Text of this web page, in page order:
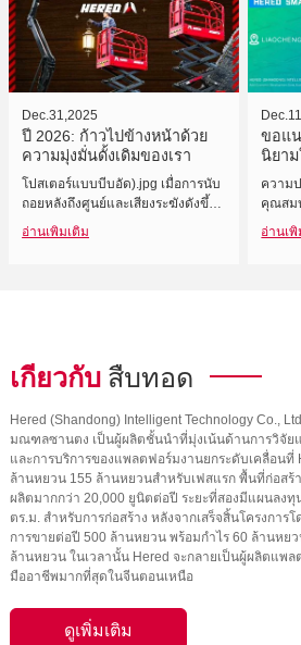
Dec.31,2025
ปี 2026: ก้าวไปข้างหน้าด้วย
ความมุ่งมั่นดั้งเดิมของเรา
โปสเตอร์แบบบีบอัด).jpg เมื่อการนับ
ถอยหลังถึงศูนย์และเสียงระฆังดังขึ้น
เราก็ได้ยืนอยู่ ณ รุ่งอรุณแห่งจุดเริ่ม
ต้นใหม่อีกครั้ง เมื่อมองย้อนกลับไปใน
อ่านเพิ่มเติม
ขอแ
นิยา
สำห
สูงแ
ความ
คุณสม
งานที่
ในสภ
อ่านเพิ่
เกี่ยวกับ สืบทอด
Hered (Shandong) Intelligent Technology Co.,
มณฑลซานตง เป็นผู้ผลิตชั้นนำที่มุ่งเน้นด้านการวิจัย
และการบริการของแพลตฟอร์มงานยกระดับเคลื่อนที่
ล้านหยวน 155 ล้านหยวนสำหรับเฟสแรก พื้นที่ก่อสร้
ผลิตมากกว่า 20,000 ยูนิตต่อปี ระยะที่สองมีแผนลง
ตร.ม. สำหรับการก่อสร้าง หลังจากเสร็จสิ้นโครงการ
การขายต่อปี 500 ล้านหยวน พร้อมกำไร 60 ล้านหย
ล้านหยวน ในเวลานั้น Hered จะกลายเป็นผู้ผลิตแพ
มืออาชีพมากที่สุดในจีนตอนเหนือ
ดูเพิ่มเติม